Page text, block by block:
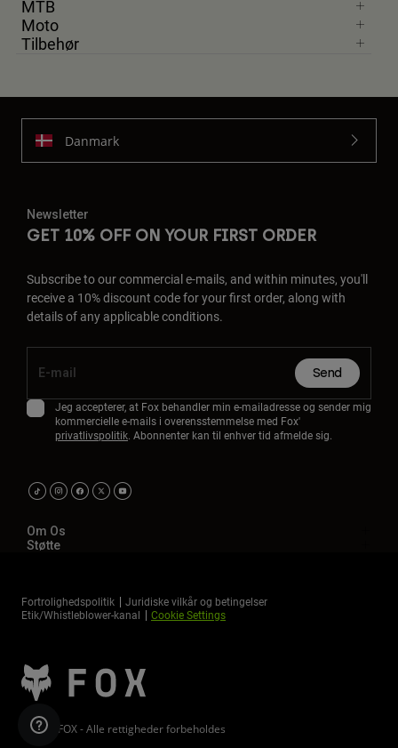
MTB
Moto
Tilbehør
Danmark
Newsletter
GET 10% OFF ON YOUR FIRST ORDER
Subscribe to our commercial e-mails, and within minutes, you'll
receive a 10% discount code for your first order, along with
details of any applicable conditions.
Send
Jeg accepterer, at Fox behandler min e-mailadresse og sender mig
kommercielle e-mails i overensstemmelse med Fox'
privatlivspolitik. Abonnenter kan til enhver tid afmelde sig.
Om Os
Støtte
Fortrolighedspolitik
Juridiske vilkår og betingelser
Etik/Whistleblower-kanal
Cookie Settings
©2026 FOX - Alle rettigheder forbeholdes